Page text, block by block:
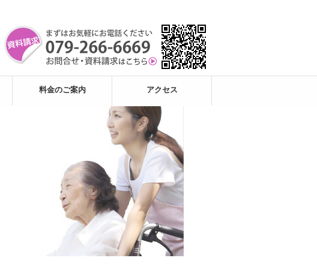
料金のご案内 アクセス